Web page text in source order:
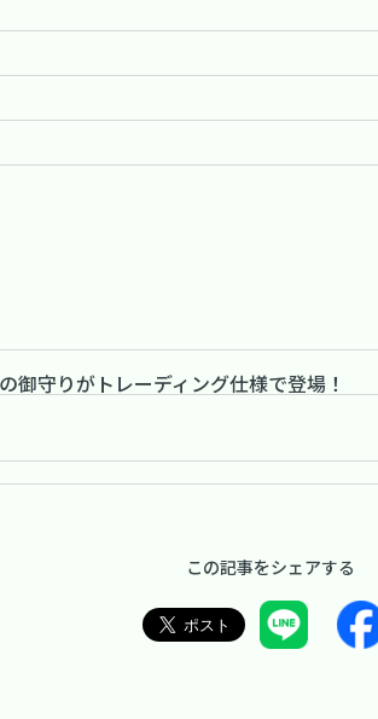
御守りがトレーディング仕様で登場！
この記事をシェアする